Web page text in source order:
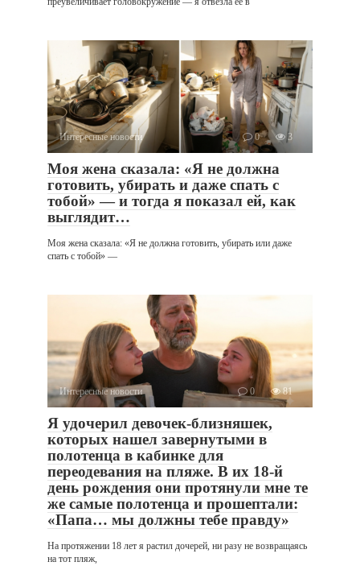
Интересные новости 0 3
Моя жена сказала: «Я не должна
готовить, убирать и даже спать с
тобой» — и тогда я показал ей, как
выглядит…
Моя жена сказала: «Я не должна готовить, убирать или даже
спать с тобой» —
Интересные новости 0 81
Я удочерил девочек-близняшек,
которых нашел завернутыми в
полотенца в кабинке для
переодевания на пляже. В их 18-й
день рождения они протянули мне те
же самые полотенца и прошептали:
«Папа… мы должны тебе правду»
На протяжении 18 лет я растил дочерей, ни разу не возвращаясь
на тот пляж,